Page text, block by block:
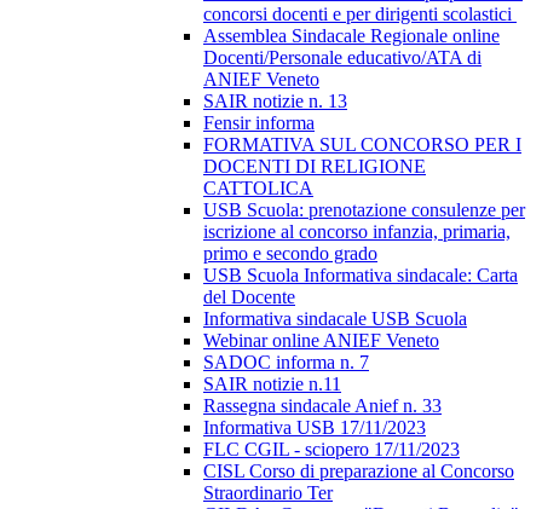
concorsi docenti e per dirigenti scolastici
Assemblea Sindacale Regionale online
Docenti/Personale educativo/ATA di
ANIEF Veneto
SAIR notizie n. 13
Fensir informa
FORMATIVA SUL CONCORSO PER I
DOCENTI DI RELIGIONE
CATTOLICA
USB Scuola: prenotazione consulenze per
iscrizione al concorso infanzia, primaria,
primo e secondo grado
USB Scuola Informativa sindacale: Carta
del Docente
Informativa sindacale USB Scuola
Webinar online ANIEF Veneto
SADOC informa n. 7
SAIR notizie n.11
Rassegna sindacale Anief n. 33
Informativa USB 17/11/2023
FLC CGIL - sciopero 17/11/2023
CISL Corso di preparazione al Concorso
Straordinario Ter